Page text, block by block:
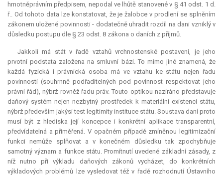
hmotněprávním předpisem, nepodal ve lhůtě stanovené v § 41 odst. 1 d.
ř.. Od tohoto data lze konstatovat, že je žalobce v prodlení se splněním
zákonem uložené povinnosti - dodatečně uhradit rozdíl na dani vzniklý v
důsledku postupu dle § 23 odst. 8 zákona o daních z příjmů.
Jakkoli má stát v řadě vztahů vrchnostenské postavení, je jeho
prvotní podstata založena na smluvní bázi. To mimo jiné znamená, že
každá fyzická i právnická osoba má ve vztahu ke státu nejen řadu
povinností (souhrnně podřaditelných pod povinnost respektovat jeho
právní řád), nýbrž rovněž řadu práv. Touto optikou nazíráno představuje
daňový systém nejen nezbytný prostředek k materiální existenci státu,
nýbrž především jakýsi test legitimity instituce státu. Soustava daní proto
musí být z hlediska její koncepce i konkrétní aplikace transparentní,
předvídatelná a přiměřená. V opačném případě zmíněnou legitimizační
funkci nemůže splňovat a v konečném důsledku tak zpochybňuje
samotný význam a funkce státu. Promítnutí uvedené základní zásady, z
níž nutno při výkladu daňových zákonů vycházet, do konkrétních
výkladových problémů lze vysledovat též v řadě rozhodnutí Ústavního